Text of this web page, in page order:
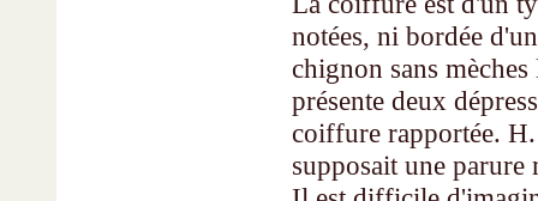
notées, ni bordée
chignon sans
présente deux
coiffure rapportée.
supposait une